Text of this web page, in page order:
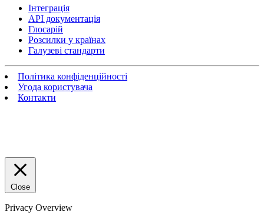
Інтеграція
API документація
Глосарій
Розсилки у країнах
Галузеві стандарти
Політика конфіденційності
Угода користувача
Контакти
Close
Privacy Overview